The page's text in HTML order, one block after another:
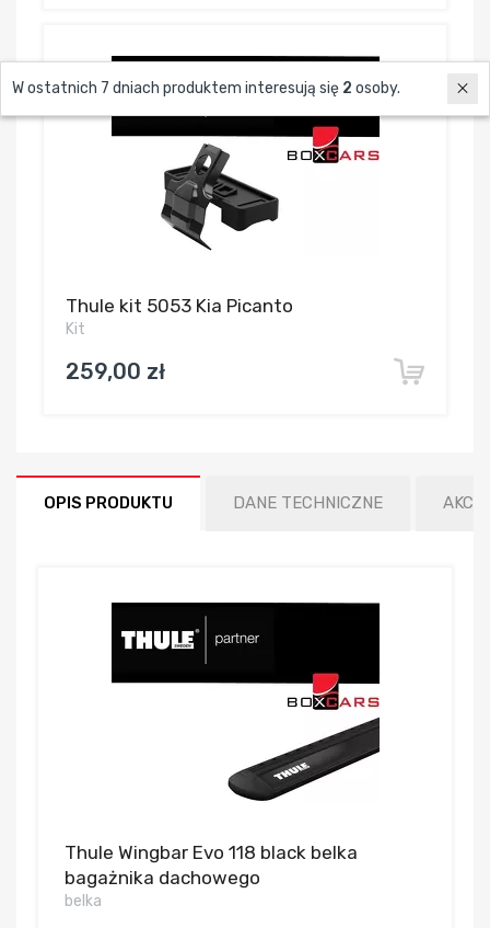
Thule kit 5053 Kia Picanto
Kit
259,00 zł
OPIS PRODUKTU DANE TECHNICZNE
Thule Wingbar Evo 118 black belka
bagażnika dachowego
belka
W ostatnich 7 dniach produktem interesują się 2 osoby.